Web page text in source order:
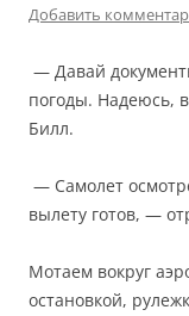
Добавить
— Давай
погоды. Надеюсь,
Билл.
— Самолет
вылету готов, —
Мотаем вокруг
остановкой,